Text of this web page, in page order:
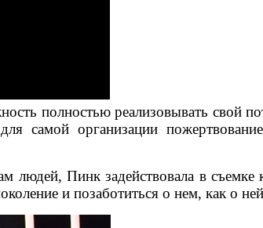
полностью реализовывать свой
самой организации
людей, Пинк задействовала в съемке
и позаботиться о нем, как о